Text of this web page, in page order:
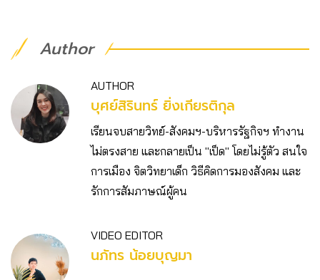
Author
AUTHOR
บุศย์สิรินทร์ ยิ่งเกียรติกุล
เรียนจบสายวิทย์-สังคมฯ-บริหารรัฐกิจฯ ทำงาน
ไม่ตรงสาย และกลายเป็น "เป็ด" โดยไม่รู้ตัว สนใจ
การเมือง จิตวิทยาเด็ก วิธีคิดการมองสังคม และ
รักการสัมภาษณ์ผู้คน
VIDEO EDITOR
นภัทร น้อยบุญมา